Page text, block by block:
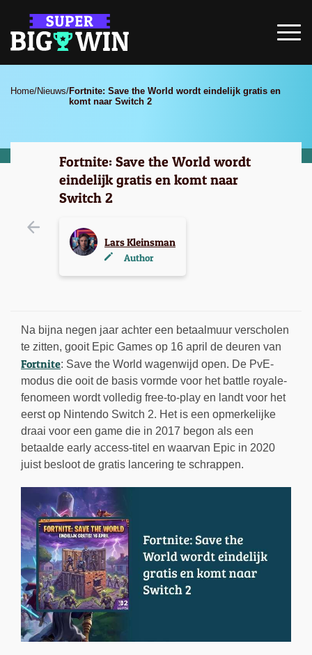
Home/Nieuws/Fortnite: Save the World wordt eindelijk gratis en
komt naar Switch 2
Fortnite: Save the World wordt
eindelijk gratis en komt naar
Switch 2
Lars Kleinsman
Author
Na bijna negen jaar achter een betaalmuur verscholen
te zitten, gooit Epic Games op 16 april de deuren van
Fortnite: Save the World wagenwijd open. De PvE-
modus die ooit de basis vormde voor het battle royale-
fenomeen wordt volledig free-to-play en landt voor het
eerst op Nintendo Switch 2. Het is een opmerkelijke
draai voor een game die in 2017 begon als een
betaalde early access-titel en waarvan Epic in 2020
juist besloot de gratis lancering te schrappen.